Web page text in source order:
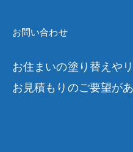
お問い合わせ
お住まいの塗り替えや
お見積もりのご要望が